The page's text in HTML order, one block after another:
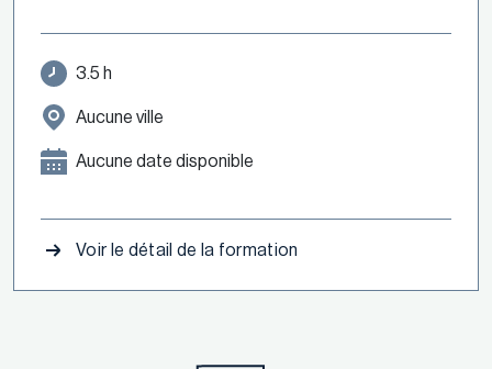
3.5 h
Aucune ville
Aucune date disponible
Voir le détail de la formation